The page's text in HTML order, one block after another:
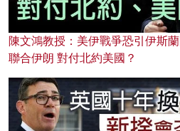
陳文鴻教授：美伊戰爭恐引伊斯
聯合伊朗 對付北約美國？